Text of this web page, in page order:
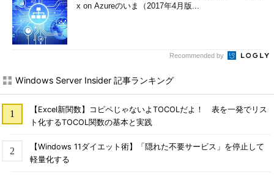
x on Azureのいま（2017年4月版...
Recommended by
Windows Server Insider 記事ランキング
【Excel新関数】コピペじゃないよTOCOLだよ！ 表を一発でリス
ト化するTOCOL関数の基本と実践
【Windows 11ダイエット術】「隠れた不要サービス」を停止して
軽量化する